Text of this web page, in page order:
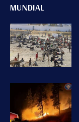
MUNDIAL